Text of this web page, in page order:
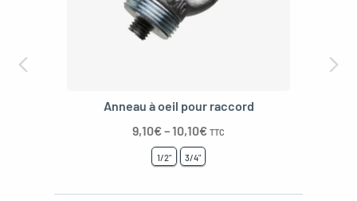
Anneau à oeil pour raccord
9,10€–10,10€ TTC
1/2" 3/4"